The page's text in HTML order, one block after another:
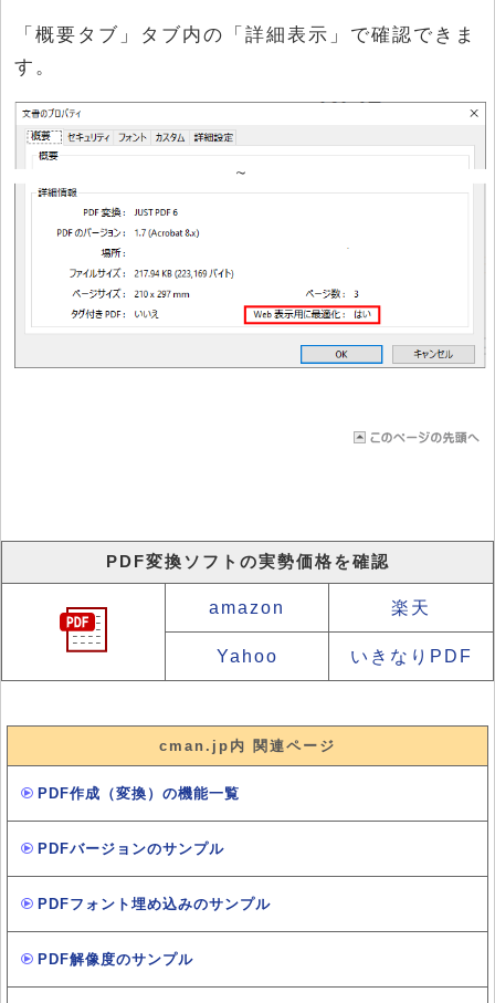
「概要タブ」タブ内の「詳細表示」で確認できま
す。
PDF変換ソフトの実勢価格を確認
amazon 楽天
Yahoo いきなりPDF
cman.jp内 関連ページ
PDF作成（変換）の機能一覧
PDFバージョンのサンプル
PDFフォント埋め込みのサンプル
PDF解像度のサンプル